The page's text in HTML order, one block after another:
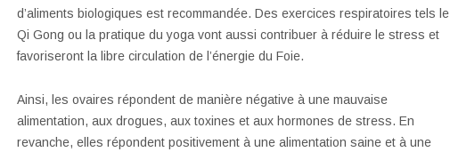
d’aliments biologiques est recommandée. Des exercices respiratoires tels le
Qi Gong ou la pratique du yoga vont aussi contribuer à réduire le stress et
favoriseront la libre circulation de l’énergie du Foie.
Ainsi, les ovaires répondent de manière négative à une mauvaise
alimentation, aux drogues, aux toxines et aux hormones de stress. En
revanche, elles répondent positivement à une alimentation saine et à une